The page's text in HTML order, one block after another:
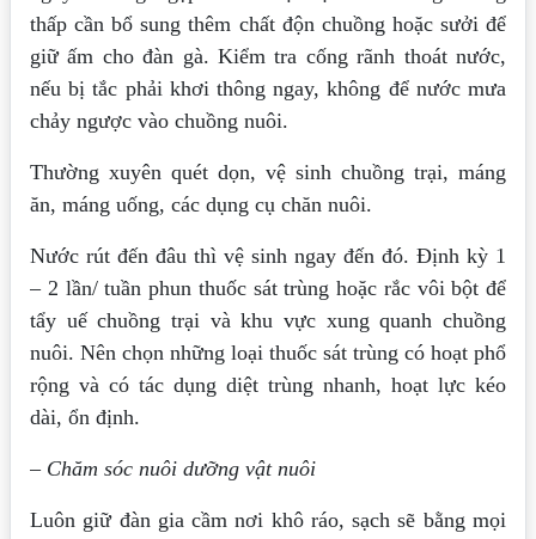
thấp cần bổ sung thêm chất độn chuồng hoặc sưởi để
giữ ấm cho đàn gà. Kiểm tra cống rãnh thoát nước,
nếu bị tắc phải khơi thông ngay, không để nước mưa
chảy ngược vào chuồng nuôi.
Thường xuyên quét dọn, vệ sinh chuồng trại, máng
ăn, máng uống, các dụng cụ chăn nuôi.
Nước rút đến đâu thì vệ sinh ngay đến đó. Định kỳ 1
– 2 lần/ tuần phun thuốc sát trùng hoặc rắc vôi bột để
tẩy uế chuồng trại và khu vực xung quanh chuồng
nuôi. Nên chọn những loại thuốc sát trùng có hoạt phổ
rộng và có tác dụng diệt trùng nhanh, hoạt lực kéo
dài, ổn định.
– Chăm sóc nuôi dưỡng vật nuôi
Luôn giữ đàn gia cầm nơi khô ráo, sạch sẽ bằng mọi